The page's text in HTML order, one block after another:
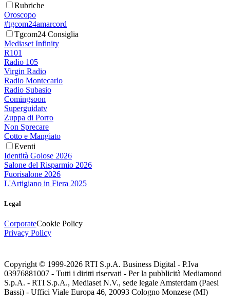
Rubriche
Oroscopo
#tgcom24amarcord
Tgcom24 Consiglia
Mediaset Infinity
R101
Radio 105
Virgin Radio
Radio Montecarlo
Radio Subasio
Comingsoon
Superguidatv
Zuppa di Porro
Non Sprecare
Cotto e Mangiato
Eventi
Identità Golose 2026
Salone del Risparmio 2026
Fuorisalone 2026
L'Artigiano in Fiera 2025
Legal
CorporateCookie Policy
Privacy Policy
Copyright © 1999-2026 RTI S.p.A. Business Digital - P.Iva
03976881007 - Tutti i diritti riservati - Per la pubblicità Mediamond
S.p.A. - RTI S.p.A., Mediaset N.V., sede legale Amsterdam (Paesi
Bassi) - Uffici Viale Europa 46, 20093 Cologno Monzese (MI)